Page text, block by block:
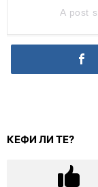
A post
КЕФИ ЛИ ТЕ?